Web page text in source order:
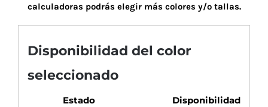
calculadoras podrás elegir más colores y/o tallas.
Disponibilidad del color
seleccionado
Estado Disponibilidad